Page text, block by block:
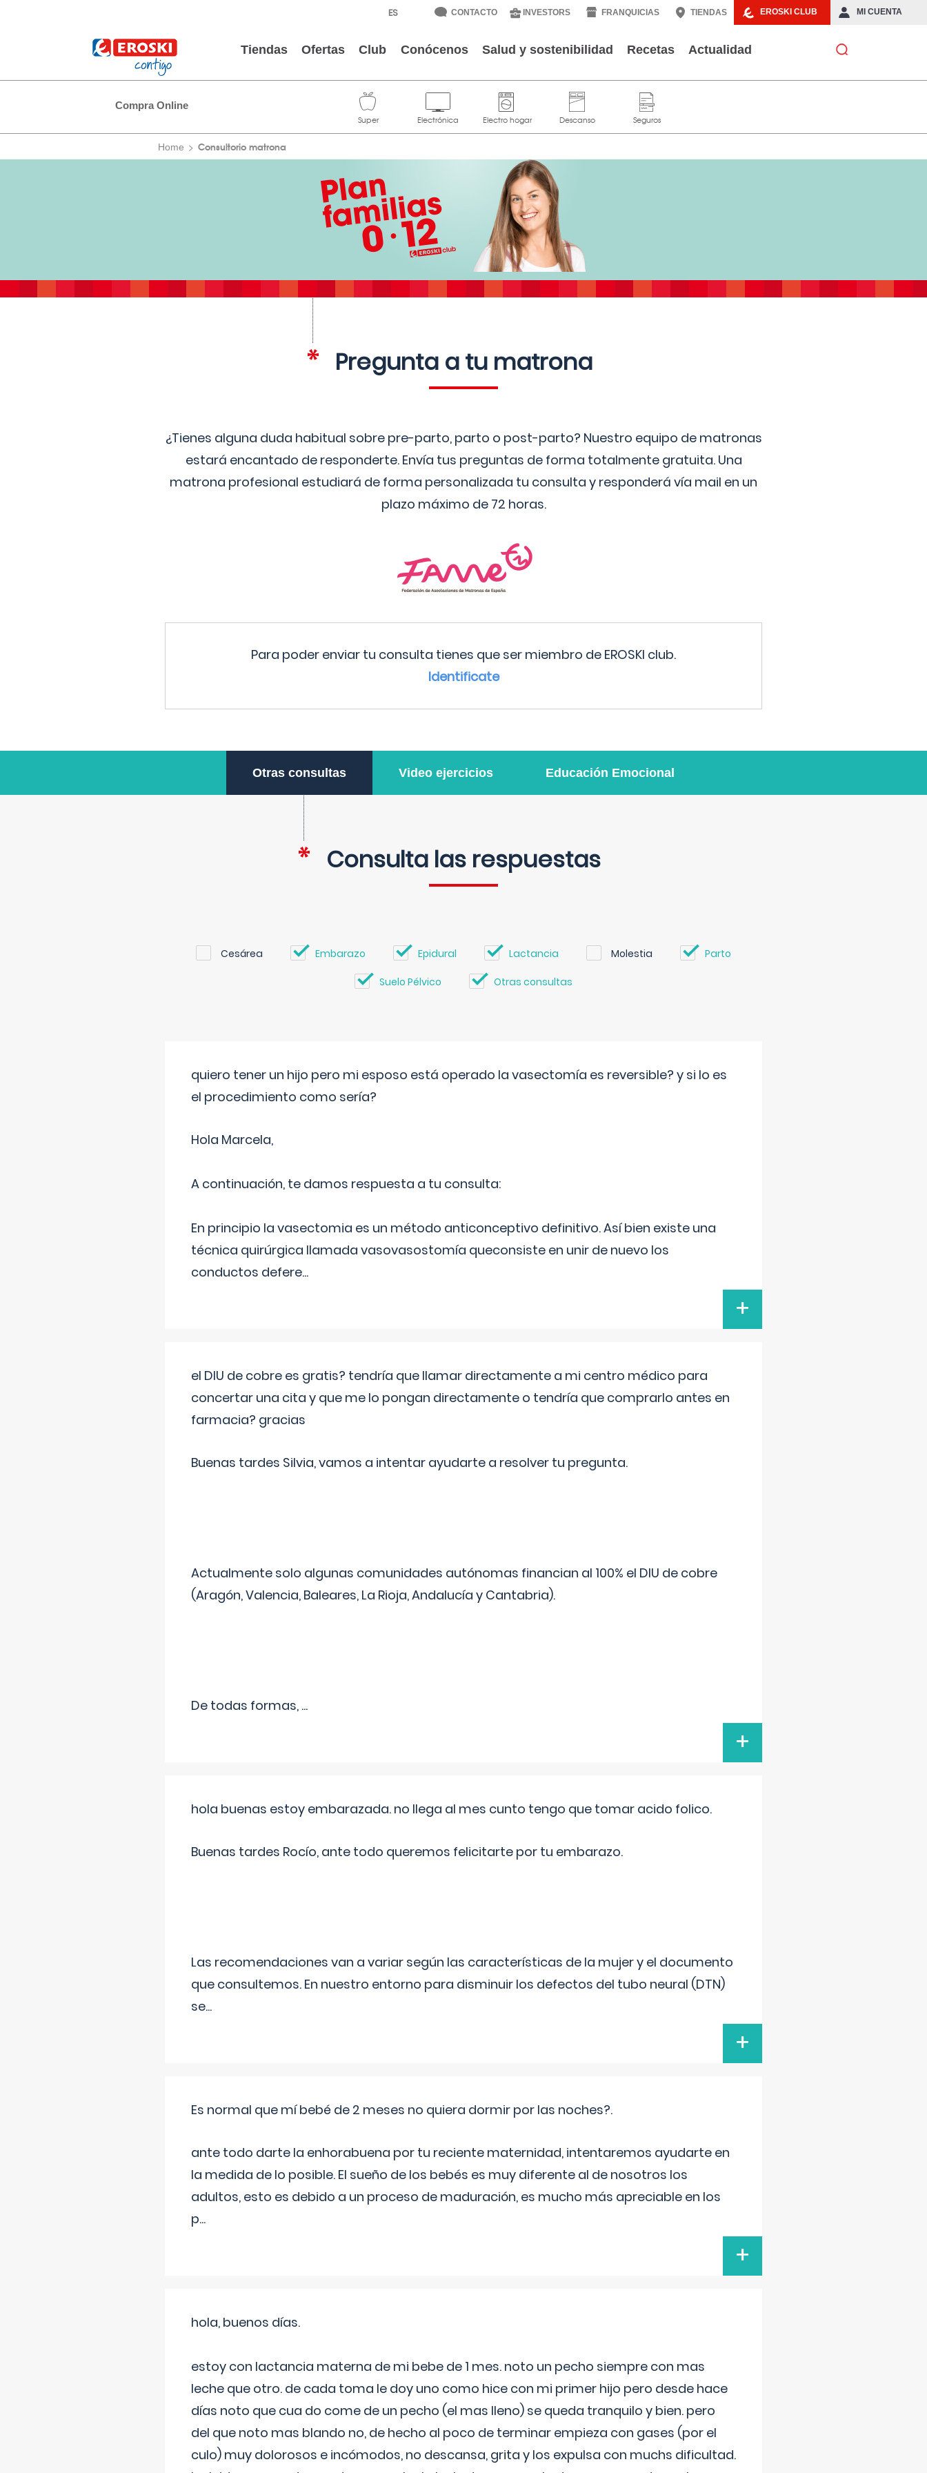
EROSKI CLUB MI CUENTA
CONTACTO INVESTORS FRANQUICIAS TIENDAS
Tiendas Ofertas Club Conócenos Salud y sostenibilidad Recetas Actualidad
Compra Online
Home Consultorio matrona
Pregunta a tu matrona
¿Tienes alguna duda habitual sobre pre-parto, parto o post-parto? Nuestro equipo de matronas
estará encantado de responderte. Envía tus preguntas de forma totalmente gratuita. Una
matrona profesional estudiará de forma personalizada tu consulta y responderá vía mail en un
plazo máximo de 72 horas.
Para poder enviar tu consulta tienes que ser miembro de EROSKI club.
Identificate
Otras consultas Video ejercicios Educación Emocional
Consulta las respuestas
Cesárea Embarazo Epidural Lactancia Molestia Parto
Suelo Pélvico Otras consultas
quiero tener un hijo pero mi esposo está operado la vasectomía es reversible? y si lo es
el procedimiento como sería?
Hola Marcela,
A continuación, te damos respuesta a tu consulta:
En principio la vasectomia es un método anticonceptivo definitivo. Así bien existe una
técnica quirúrgica llamada vasovasostomía queconsiste en unir de nuevo los
conductos defere...
+
el DIU de cobre es gratis? tendría que llamar directamente a mi centro médico para
concertar una cita y que me lo pongan directamente o tendría que comprarlo antes en
farmacia? gracias
Buenas tardes Silvia, vamos a intentar ayudarte a resolver tu pregunta.
Actualmente solo algunas comunidades autónomas financian al 100% el DIU de cobre
(Aragón, Valencia, Baleares, La Rioja, Andalucía y Cantabria).
De todas formas, ...
+
hola buenas estoy embarazada. no llega al mes cunto tengo que tomar acido folico.
Buenas tardes Rocío, ante todo queremos felicitarte por tu embarazo.
Las recomendaciones van a variar según las características de la mujer y el documento
que consultemos. En nuestro entorno para disminuir los defectos del tubo neural (DTN)
se...
+
Es normal que mí bebé de 2 meses no quiera dormir por las noches?.
ante todo darte la enhorabuena por tu reciente maternidad, intentaremos ayudarte en
la medida de lo posible. El sueño de los bebés es muy diferente al de nosotros los
adultos, esto es debido a un proceso de maduración, es mucho más apreciable en los
p...
+
hola, buenos días.
estoy con lactancia materna de mi bebe de 1 mes. noto un pecho siempre con mas
leche que otro. de cada toma le doy uno como hice con mi primer hijo pero desde hace
días noto que cua do come de un pecho (el mas lleno) se queda tranquilo y bien. pero
del que noto mas blando no, de hecho al poco de terminar empieza con gases (por el
culo) muy dolorosos e incómodos, no descansa, grita y los expulsa con muchs dificultad.